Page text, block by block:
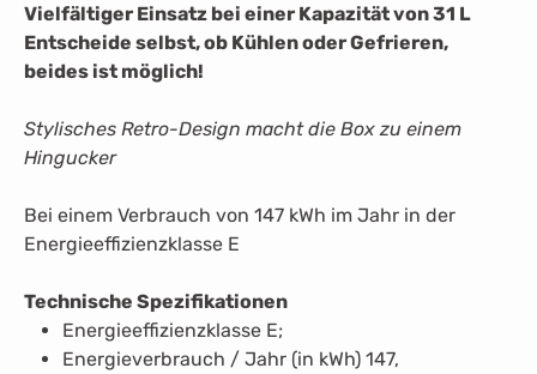
Vielfältiger Einsatz bei einer Kapazität von 31 L
Entscheide selbst, ob Kühlen oder Gefrieren,
beides ist möglich!
Stylisches Retro-Design macht die Box zu einem
Hingucker
Bei einem Verbrauch von 147 kWh im Jahr in der
Energieeffizienzklasse E
Technische Spezifikationen
Energieeffizienzklasse E;
Energieverbrauch / Jahr (in kWh) 147,